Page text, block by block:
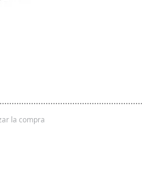
la compra